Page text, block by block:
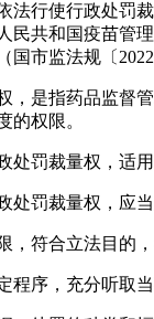
行使行政处罚
民共和国疫苗管
市监法规〔
是指药品监督
的权限。
罚裁量权，适
罚裁量权，应当
，符合立法目的
程序，充分听取